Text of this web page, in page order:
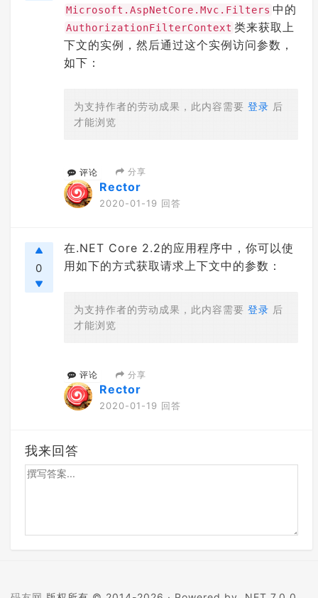
Microsoft.AspNetCore.Mvc.Filters 中的
AuthorizationFilterContext 类来获取上
下文的实例，然后通过这个实例访问参数，
如下：
为支持作者的劳动成果，此内容需要 登录 后
才能浏览
评论 分享
Rector
2020-01-19 回答
0
在.NET Core 2.2的应用程序中，你可以使
用如下的方式获取请求上下文中的参数：
为支持作者的劳动成果，此内容需要 登录 后
才能浏览
评论 分享
Rector
2020-01-19 回答
我来回答